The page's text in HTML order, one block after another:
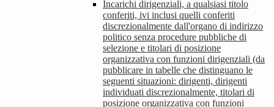
Incarichi dirigenziali, a qualsiasi titolo
conferiti, ivi inclusi quelli conferiti
discrezionalmente dall'organo di indirizzo
politico senza procedure pubbliche di
selezione e titolari di posizione
organizzativa con funzioni dirigenziali (da
pubblicare in tabelle che distinguano le
seguenti situazioni: dirigenti, dirigenti
individuati discrezionalmente, titolari di
posizione organizzativa con funzioni